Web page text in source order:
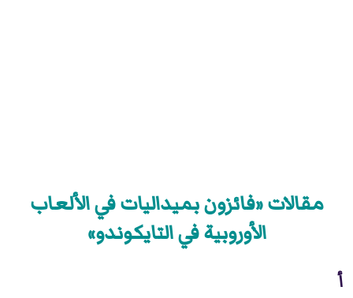
مقالات «فائزون بميداليات في الألعاب
الأوروبية في التايكوندو»
أ